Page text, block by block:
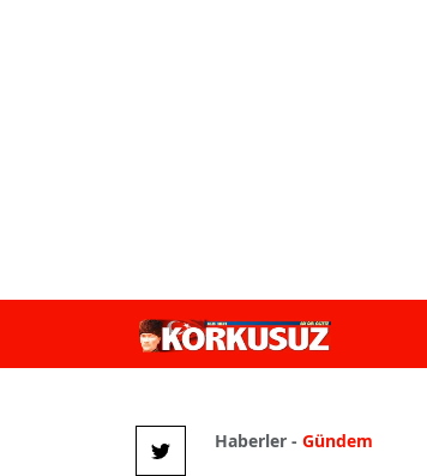
Haberler - Gündem